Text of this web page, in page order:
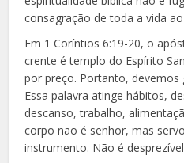
consagração de toda a vida
Em 1 Coríntios 6:19-20, o
crente é templo do Espírito
por preço. Portanto, devemos
Essa palavra atinge hábitos,
descanso, trabalho,
corpo não é senhor, mas
instrumento. Não é